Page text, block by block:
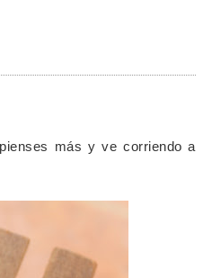
más y ve corriendo a